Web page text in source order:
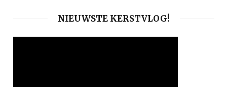
NIEUWSTE KERSTVLOG!